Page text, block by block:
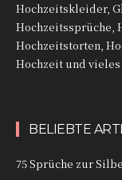
Hochzeitskleider,
Hochzeitssprüche,
Hochzeitstorten,
Hochzeit und vieles
BELIEBTE
75 Sprüche zur